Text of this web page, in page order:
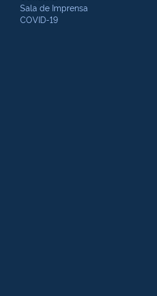
Sala de Imprensa
COVID-19